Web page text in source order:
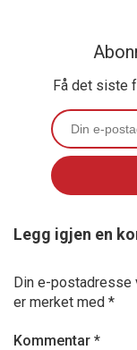
Få det siste
Legg igjen en
Din e-postadresse
er merket med *
Kommentar *